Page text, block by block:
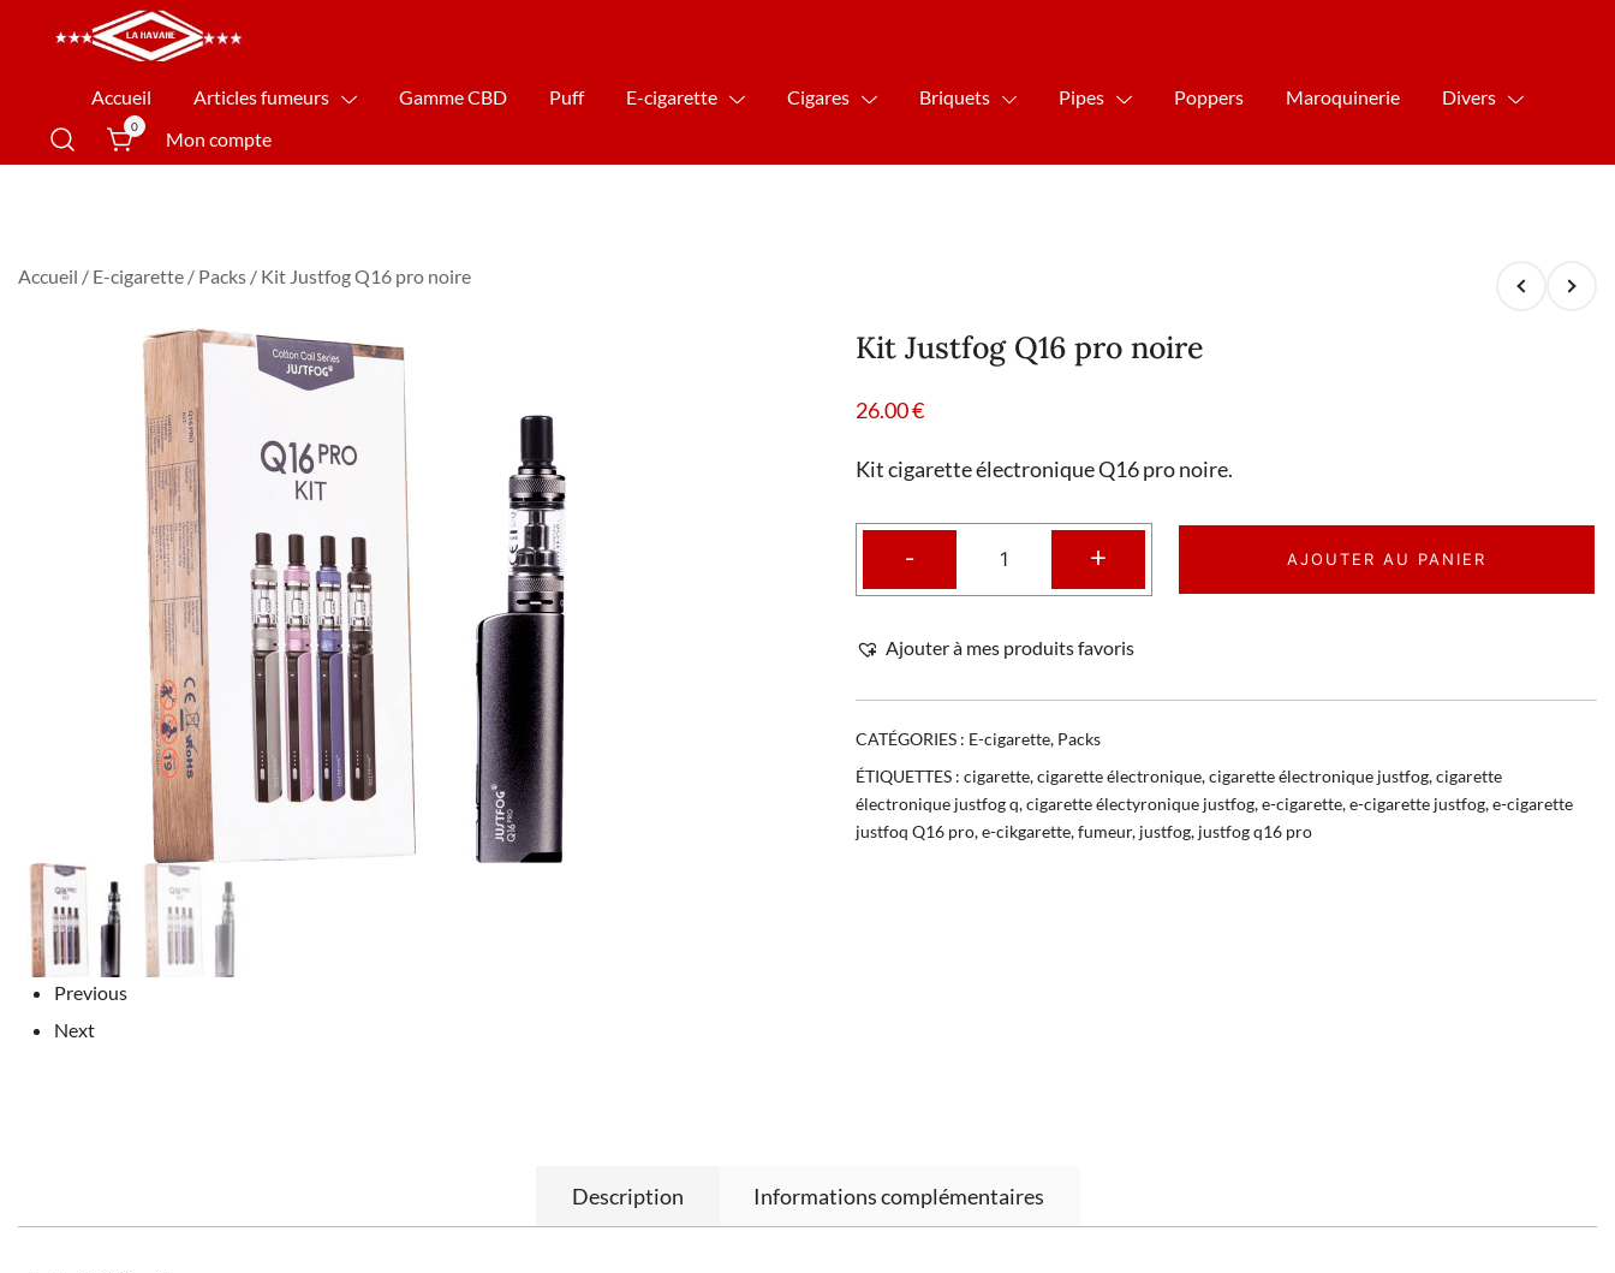
La Havane Nîmes
Accueil Articles fumeurs Gamme CBD Puff E-cigarette Cigares Briquets Pipes Poppers Maroquinerie Divers
0
Mon compte
Accueil / E-cigarette / Packs / Kit Justfog Q16 pro noire
Previous
Next
Kit Justfog Q16 pro noire
26.00€
Kit cigarette électronique Q16 pro noire.
- + AJOUTER AU PANIER
Ajouter à mes produits favoris
CATÉGORIES : E-cigarette, Packs
ÉTIQUETTES : cigarette,cigarette électronique,cigarette électronique justfog,cigarette
électronique justfog q,cigarette électyronique justfog,e-cigarette,e-cigarette justfog,e-cigarette
justfoq Q16 pro,e-cikgarette,fumeur, justfog, justfog q16 pro
Description Informations complémentaires